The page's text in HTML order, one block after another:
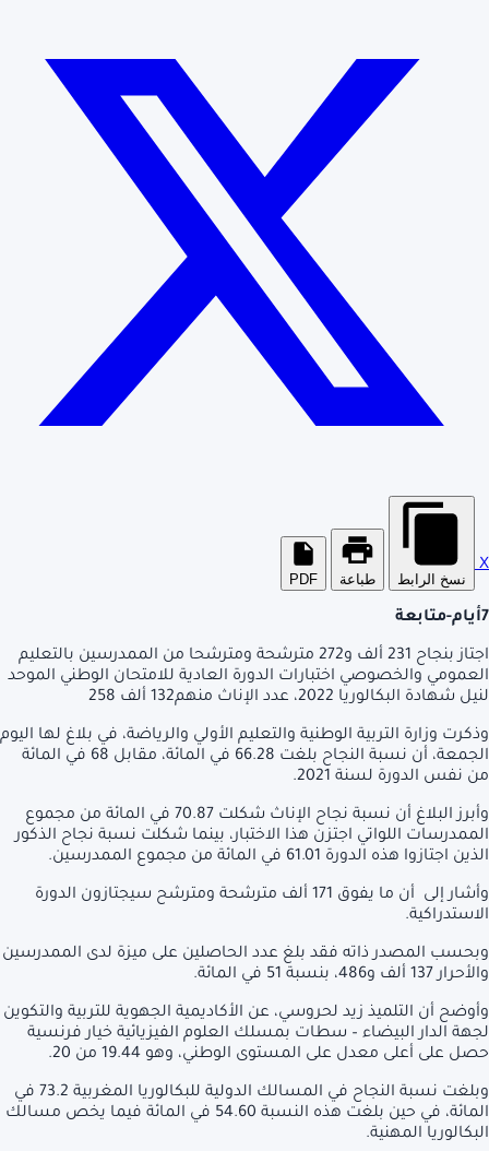
X
نسخ الرابط طباعة PDF
7أيام-متابعة
اجتاز بنجاح 231 ألف و272 مترشحة ومترشحا من الممدرسين بالتعليم
العمومي والخصوصي اختبارات الدورة العادية للامتحان الوطني الموحد
لنيل شهادة البكالوريا 2022، عدد الإناث منهم132 ألف 258
وذكرت وزارة التربية الوطنية والتعليم الأولي والرياضة، في بلاغ لها اليوم
الجمعة، أن نسبة النجاح بلغت 66.28 في المائة، مقابل 68 في المائة
من نفس الدورة لسنة 2021.
وأبرز البلاغ أن نسبة نجاح الإناث شكلت 70.87 في المائة من مجموع
الممدرسات اللواتي اجتزن هذا الاختبار، بينما شكلت نسبة نجاح الذكور
الذين اجتازوا هذه الدورة 61.01 في المائة من مجموع الممدرسين.
وأشار إلى أن ما يفوق 171 ألف مترشحة ومترشح سيجتازون الدورة
الاستدراكية.
وبحسب المصدر ذاته فقد بلغ عدد الحاصلين على ميزة لدى الممدرسين
والأحرار 137 ألف و486، بنسبة 51 في المائة.
وأوضح أن التلميذ زيد لحروسي، عن الأكاديمية الجهوية للتربية والتكوين
لجهة الدار البيضاء – سطات بمسلك العلوم الفيزيائية خيار فرنسية
حصل على أعلى معدل على المستوى الوطني، وهو 19.44 من 20.
وبلغت نسبة النجاح في المسالك الدولية للبكالوريا المغربية 73.2 في
المائة، في حين بلغت هذه النسبة 54.60 في المائة فيما يخص مسالك
البكالوريا المهنية.